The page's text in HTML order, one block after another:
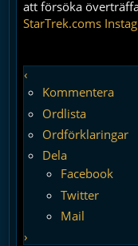
att försöka
StarTrek.coms
‹
Kommentera
Ordlista
Ordförklaringar
Dela
Facebook
Twitter
Mail
›